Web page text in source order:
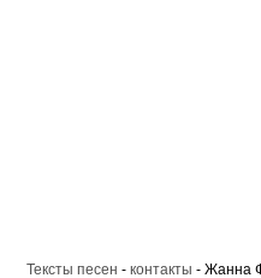
Тексты песен - контакты - Жанна